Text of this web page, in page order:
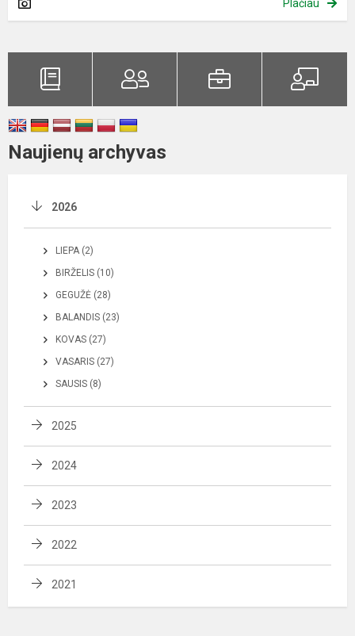
Plačiau
Naujienų archyvas
2026
LIEPA (2)
BIRŽELIS (10)
GEGUŽĖ (28)
BALANDIS (23)
KOVAS (27)
VASARIS (27)
SAUSIS (8)
2025
2024
2023
2022
2021